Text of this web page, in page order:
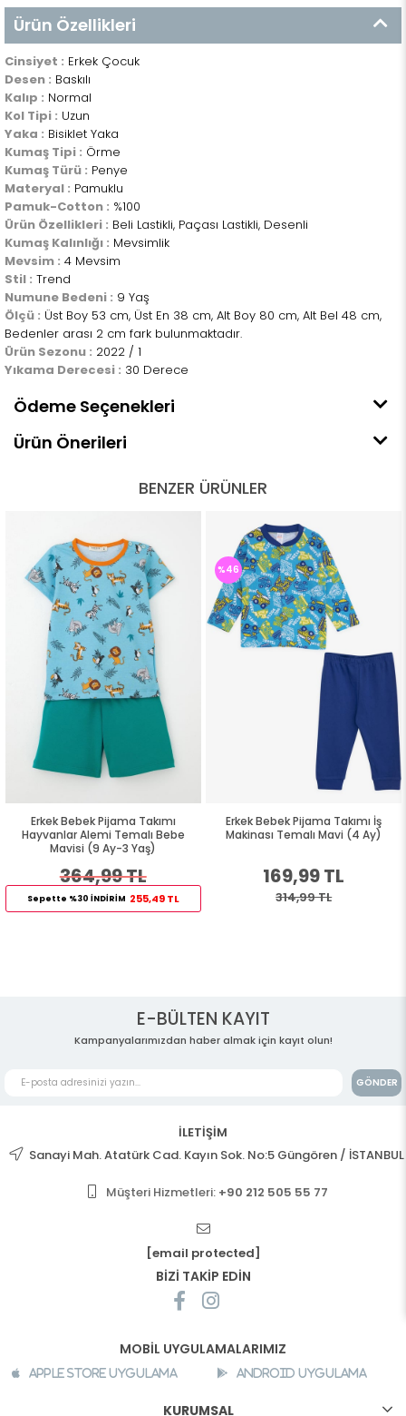
Ürün Özellikleri
Cinsiyet : Erkek Çocuk
Desen : Baskılı
Kalıp : Normal
Kol Tipi : Uzun
Yaka : Bisiklet Yaka
Kumaş Tipi : Örme
Kumaş Türü : Penye
Materyal : Pamuklu
Pamuk-Cotton : %100
Ürün Özellikleri : Beli Lastikli, Paçası Lastikli, Desenli
Kumaş Kalınlığı : Mevsimlik
Mevsim : 4 Mevsim
Stil : Trend
Numune Bedeni : 9 Yaş
Ölçü : Üst Boy 53 cm, Üst En 38 cm, Alt Boy 80 cm, Alt Bel 48 cm,
Bedenler arası 2 cm fark bulunmaktadır.
Ürün Sezonu : 2022 / 1
Yıkama Derecesi : 30 Derece
Ödeme Seçenekleri
Ürün Önerileri
BENZER ÜRÜNLER
Erkek Bebek Pijama Takımı
Hayvanlar Alemi Temalı Bebe
Mavisi (9 Ay-3 Yaş)
364,99 TL
Sepette %30 İNDİRİM 255,49 TL
Erkek Bebek Pijama Takımı İş
Makinası Temalı Mavi (4 Ay)
169,99 TL
314,99 TL
%46
E-BÜLTEN KAYIT
Kampanyalarımızdan haber almak için kayıt olun!
GÖNDER
İLETİŞİM
Sanayi Mah. Atatürk Cad. Kayın Sok. No:5 Güngören / İSTANBUL
Müşteri Hizmetleri: +90 212 505 55 77
[email protected]
BİZİ TAKİP EDİN
MOBİL UYGULAMALARIMIZ
Apple Store Uygulama Android Uygulama
KURUMSAL